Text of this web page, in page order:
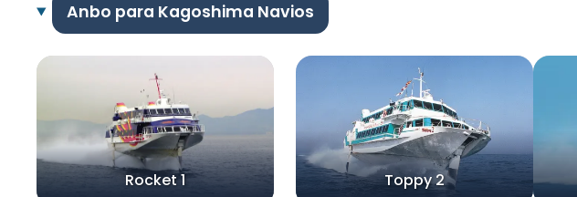
Anbo para Kagoshima Navios
Rocket 1 Toppy 2